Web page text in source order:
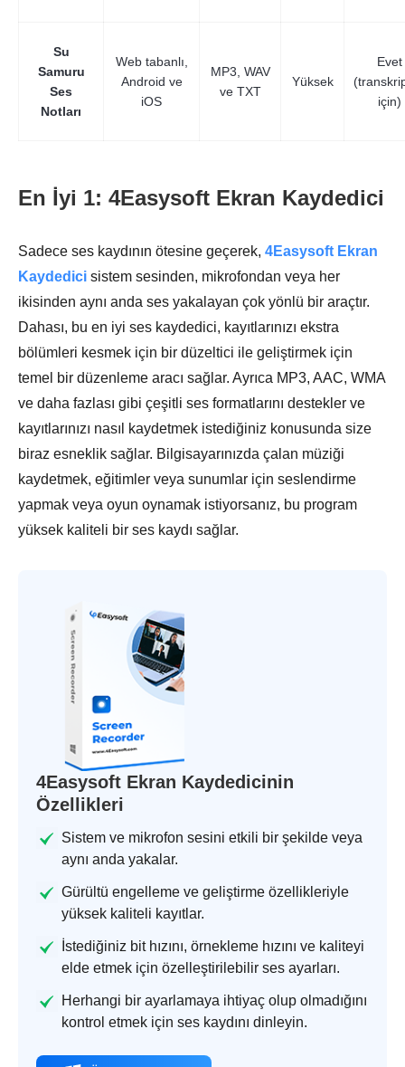
Su
Samuru
Ses
Notları
Web tabanlı,
Android ve
iOS
MP3, WAV
ve TXT
Yüksek
Evet
için)
En İyi 1: 4Easysoft Ekran Kaydedici
Sadece ses kaydının ötesine geçerek, 4Easysoft Ekran
Kaydedici sistem sesinden, mikrofondan veya her
ikisinden aynı anda ses yakalayan çok yönlü bir araçtır.
Dahası, bu en iyi ses kaydedici, kayıtlarınızı ekstra
bölümleri kesmek için bir düzeltici ile geliştirmek için
temel bir düzenleme aracı sağlar. Ayrıca MP3, AAC, WMA
ve daha fazlası gibi çeşitli ses formatlarını destekler ve
kayıtlarınızı nasıl kaydetmek istediğiniz konusunda size
biraz esneklik sağlar. Bilgisayarınızda çalan müziği
kaydetmek, eğitimler veya sunumlar için seslendirme
yapmak veya oyun oynamak istiyorsanız, bu program
yüksek kaliteli bir ses kaydı sağlar.
4Easysoft Ekran Kaydedicinin
Özellikleri
Sistem ve mikrofon sesini etkili bir şekilde veya
aynı anda yakalar.
Gürültü engelleme ve geliştirme özellikleriyle
yüksek kaliteli kayıtlar.
İstediğiniz bit hızını, örnekleme hızını ve kaliteyi
elde etmek için özelleştirilebilir ses ayarları.
Herhangi bir ayarlamaya ihtiyaç olup olmadığını
kontrol etmek için ses kaydını dinleyin.